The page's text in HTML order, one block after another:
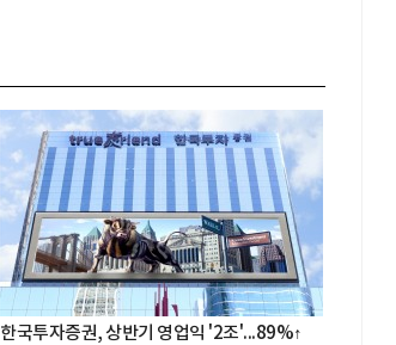
한국투자증권, 상반기 영업익 '2조'...89%↑